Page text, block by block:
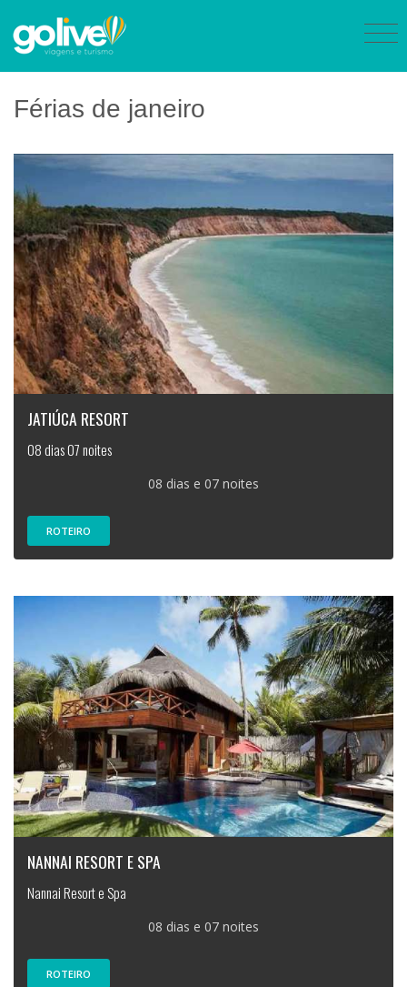
Férias de janeiro
JATIÚCA RESORT
08 dias 07 noites
08 dias e 07 noites
ROTEIRO
NANNAI RESORT E SPA
Nannai Resort e Spa
08 dias e 07 noites
ROTEIRO